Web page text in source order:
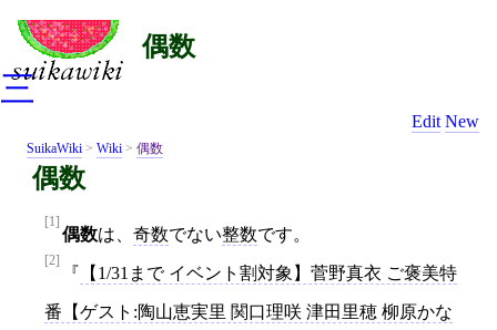
偶数
Edit New
SuikaWiki > Wiki > 偶数
偶数
[1]
偶数は、 奇数でない整数です。
[2]
【1/31まで イベント割対象】菅野真衣 ご褒美特
番【ゲスト:陶山恵実里 関口理咲 津田里穂 柳原かな
三